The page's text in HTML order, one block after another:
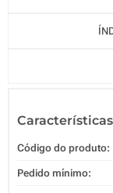
Características
Código do produto:
Pedido mínimo: